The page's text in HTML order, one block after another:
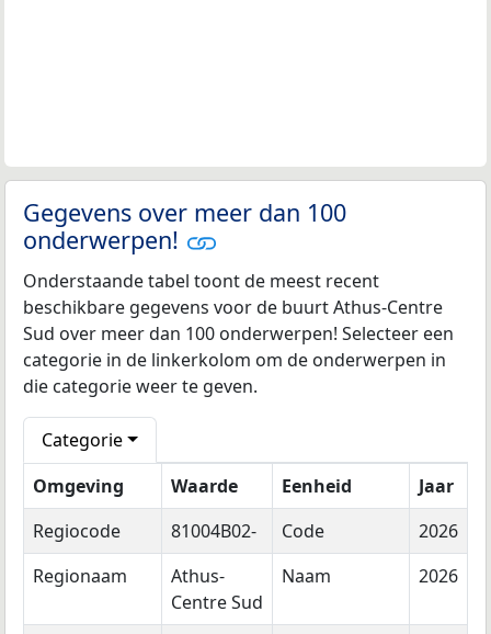
Gegevens over meer dan 100
onderwerpen!
Onderstaande tabel toont de meest recent
beschikbare gegevens voor de buurt Athus-Centre
Sud over meer dan 100 onderwerpen! Selecteer een
categorie in de linkerkolom om de onderwerpen in
die categorie weer te geven.
Categorie
Omgeving
Waarde Eenheid
Jaar
Regiocode
81004B02- Code
2026
Regionaam
Athus-
Centre Sud
Naam 2026